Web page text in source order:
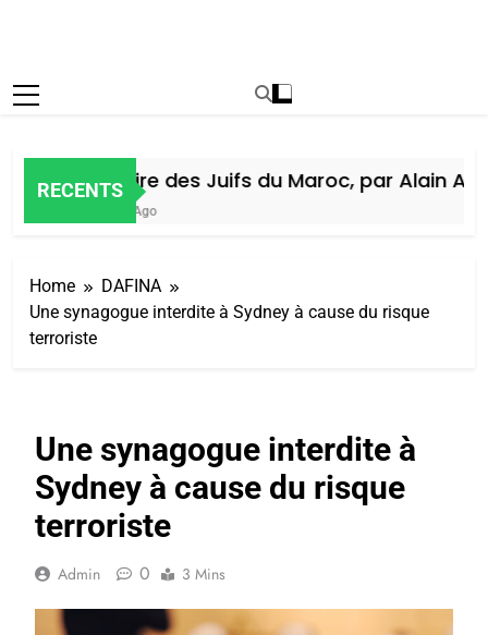
RECENTS
Histoire des Juifs du Maroc, par Alain Amiel
6 Jours Ago
Home
DAFINA
Une synagogue interdite à Sydney à cause du risque
terroriste
Une synagogue interdite à
Sydney à cause du risque
terroriste
Admin 0 3 Mins